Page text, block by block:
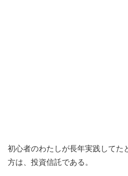
初心者のわたしが長年実践してた
方は、投資信託である。